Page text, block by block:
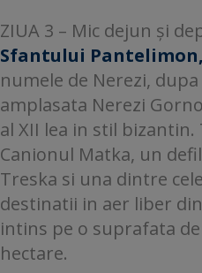
ZIUA 3 – Mic dejun și
Sfantului Pantelimon,
numele de Nerezi,
amplasata Nerezi
al XII lea in stil
Canionul Matka, un
Treska si una dintre
destinatii in aer liber
intins pe o suprafata de
hectare.